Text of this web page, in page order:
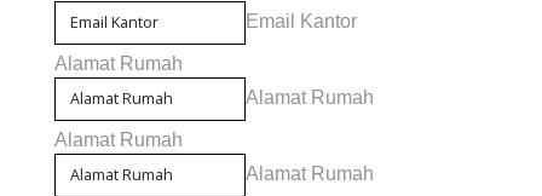
Email Kantor
Alamat Rumah
Alamat Rumah
Alamat Rumah
Alamat Rumah